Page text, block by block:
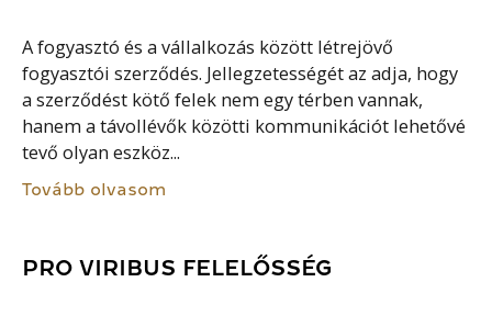
A fogyasztó és a vállalkozás között létrejövő
fogyasztói szerződés. Jellegzetességét az adja, hogy
a szerződést kötő felek nem egy térben vannak,
hanem a távollévők közötti kommunikációt lehetővé
tevő olyan eszköz...
Tovább olvasom
PRO VIRIBUS FELELŐSSÉG